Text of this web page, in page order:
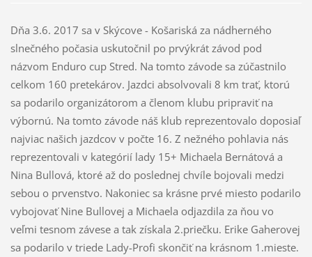
Dňa 3.6. 2017 sa v Skýcove - Košariská za nádherného
slnečného počasia uskutočnil po prvýkrát závod pod
názvom Enduro cup Stred. Na tomto závode sa zúčastnilo
celkom 160 pretekárov. Jazdci absolvovali 8 km trať, ktorú
sa podarilo organizátorom a členom klubu pripraviť na
výbornú. Na tomto závode náš klub reprezentovalo doposiaľ
najviac našich jazdcov v počte 16. Z nežného pohlavia nás
reprezentovali v kategórií lady 15+ Michaela Bernátová a
Nina Bullová, ktoré až do poslednej chvíle bojovali medzi
sebou o prvenstvo. Nakoniec sa krásne prvé miesto podarilo
vybojovať Nine Bullovej a Michaela odjazdila za ňou vo
veľmi tesnom závese a tak získala 2.priečku. Erike Gaherovej
sa podarilo v triede Lady-Profi skončiť na krásnom 1.mieste.